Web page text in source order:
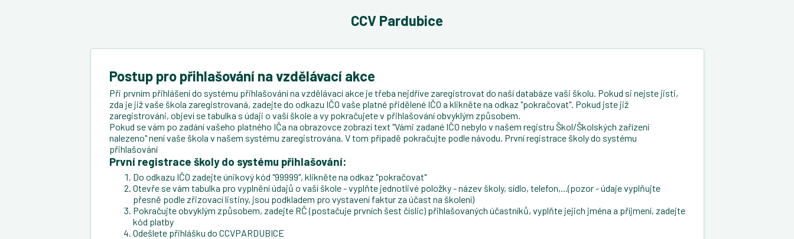
CCV Pardubice
Postup pro přihlašování na vzdělávací akce
Při prvním přihlášení do systému přihlašování na vzdělávací akce je třeba nejdříve zaregistrovat do naší databáze vaši školu. Pokud si nejste jisti,
zda je již vaše škola zaregistrovaná, zadejte do odkazu IČO vaše platné přidělené IČO a klikněte na odkaz "pokračovat". Pokud jste již
zaregistrováni, objeví se tabulka s údaji o vaší škole a vy pokračujete v přihlašování obvyklým způsobem.
Pokud se vám po zadání vašeho platného IČa na obrazovce zobrazí text "Vámi zadané IČO nebylo v našem registru Škol/Školských zařízení
nalezeno" není vaše škola v našem systému zaregistrována. V tom případě pokračujte podle návodu. První registrace školy do systému
přihlašování
První registrace školy do systému přihlašování:
Do odkazu IČO zadejte únikový kód "99999", klikněte na odkaz "pokračovat"
Otevře se vám tabulka pro vyplnění údajů o vaší škole - vyplňte jednotlivé položky - název školy, sídlo, telefon,...(pozor - údaje vyplňujte
přesně podle zřizovací listiny, jsou podkladem pro vystavení faktur za účast na školení)
Pokračujte obvyklým způsobem, zadejte RČ (postačuje prvních šest číslic) přihlašovaných účastníků, vyplňte jejich jména a příjmení, zadejte
kód platby
Odešlete přihlášku do CCVPARDUBICE